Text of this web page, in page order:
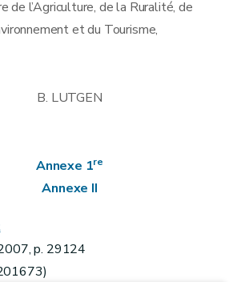
de l’Agriculture, de la Ruralité, de
et du Tourisme,
B. LUTGEN
Annexe 1re
Annexe II
p. 29124